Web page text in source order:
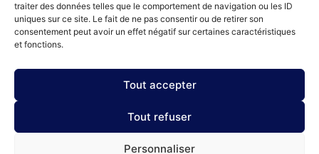
traiter des données telles que le comportement de navigation ou les ID
uniques sur ce site. Le fait de ne pas consentir ou de retirer son
consentement peut avoir un effet négatif sur certaines caractéristiques
et fonctions.
Tout accepter
Tout refuser
Personnaliser
Site réalisé par LézardsCréation